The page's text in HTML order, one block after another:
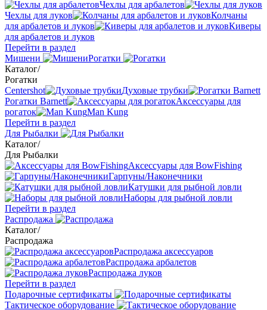
Чехлы для арбалетов
Чехлы для луков
Колчаны
для арбалетов и луков
Киверы
для арбалетов и луков
Перейти в раздел
Мишени
Рогатки
Каталог/
Рогатки
Centershot
Духовые трубки
Рогатки Barnett
Аксессуары для
рогаток
Man Kung
Перейти в раздел
Для Рыбалки
Каталог/
Для Рыбалки
Аксессуары для BowFishing
Гарпуны/Наконечники
Катушки для рыбной ловли
Наборы для рыбной ловли
Перейти в раздел
Распродажа
Каталог/
Распродажа
Распродажа аксессуаров
Распродажа арбалетов
Распродажа луков
Перейти в раздел
Подарочные сертификаты
Тактическое оборудование